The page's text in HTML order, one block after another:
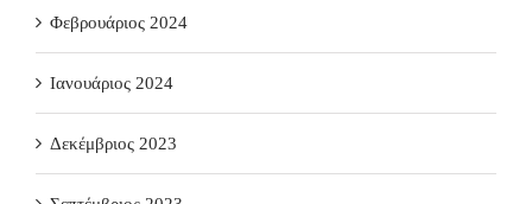
Φεβρουάριος 2024
Ιανουάριος 2024
Δεκέμβριος 2023